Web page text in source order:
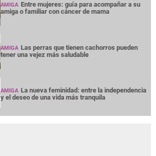
AMIGA Entre mujeres: guía para acompañar a su
amiga o familiar con cáncer de mama
AMIGA Las perras que tienen cachorros pueden
tener una vejez más saludable
AMIGA La nueva feminidad: entre la independencia
y el deseo de una vida más tranquila